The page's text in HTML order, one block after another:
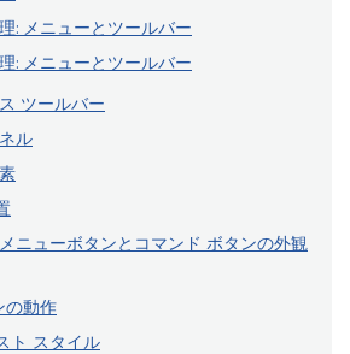
: メニューとツールバー
: メニューとツールバー
ツールバー
ル
ニューボタンとコマンド ボタンの外観
の動作
ト スタイル